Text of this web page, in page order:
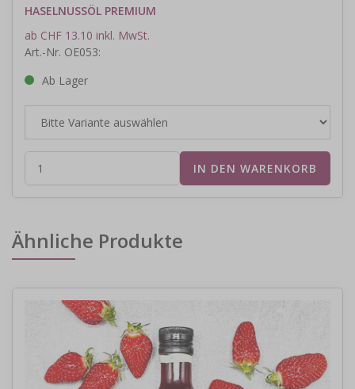
HASELNUSSÖL PREMIUM
ab CHF 13.10 inkl. MwSt.
Art.-Nr. OE053:
Ab Lager
Ähnliche Produkte